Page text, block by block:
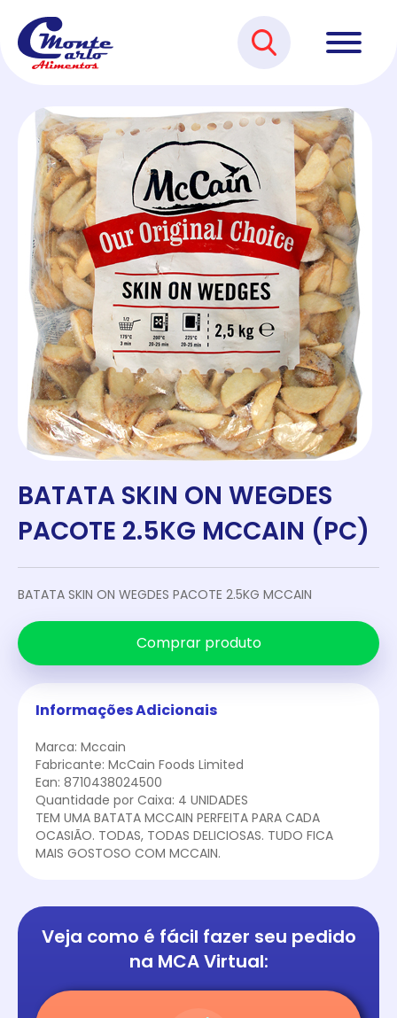
BATATA SKIN ON WEGDES
PACOTE 2.5KG MCCAIN (PC)
BATATA SKIN ON WEGDES PACOTE 2.5KG MCCAIN
Comprar produto
Informações Adicionais
Marca: Mccain
Fabricante: McCain Foods Limited
Ean: 8710438024500
Quantidade por Caixa: 4 UNIDADES
TEM UMA BATATA MCCAIN PERFEITA PARA CADA
OCASIÃO. TODAS, TODAS DELICIOSAS. TUDO FICA
MAIS GOSTOSO COM MCCAIN.
Veja como é fácil fazer seu pedido
na MCA Virtual: